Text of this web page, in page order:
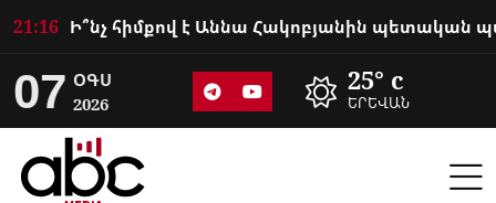
21:16
07 ՕԳՍ
2026
25° c
ԵՐԵՎԱՆ